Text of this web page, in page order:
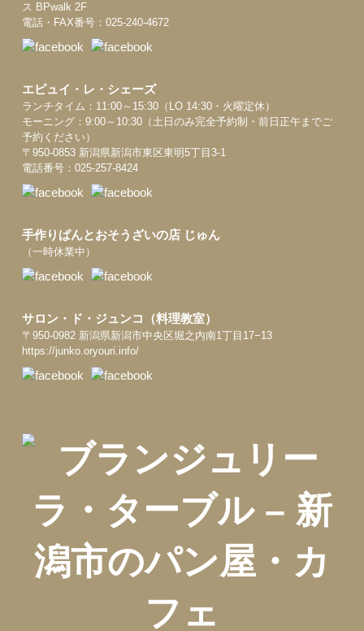
ス BPwalk 2F
電話・FAX番号：025-240-4672
エピュイ・レ・シェーズ
ランチタイム：11:00～15:30（LO 14:30・火曜定休）
モーニング：9:00～10:30（土日のみ完全予約制・前日正午までご
予約ください）
〒950-0853 新潟県新潟市東区東明5丁目3-1
電話番号：025-257-8424
手作りぱんとおそうざいの店 じゅん
（一時休業中）
サロン・ド・ジュンコ（料理教室）
〒950-0982 新潟県新潟市中央区堀之内南1丁目17−13
https://junko.oryouri.info/